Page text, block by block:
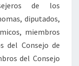
de los
diputados,
miembros
del Consejo de
del Consejo